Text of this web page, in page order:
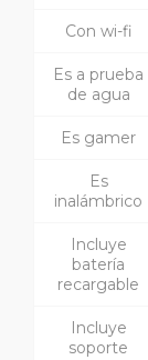
Con wi-fi
Es a prueba
de agua
Es gamer
Es
inalámbrico
Incluye
batería
recargable
Incluye
soporte